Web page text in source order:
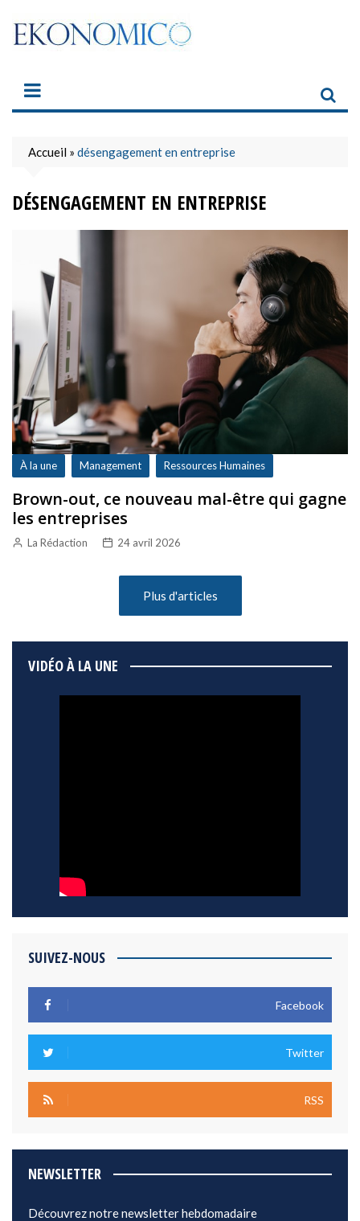
content
Accueil » désengagement en entreprise
DÉSENGAGEMENT EN ENTREPRISE
À la une Management Ressources Humaines
Brown-out, ce nouveau mal-être qui gagne
les entreprises
La Rédaction 24 avril 2026
Plus d'articles
VIDÉO À LA UNE
SUIVEZ-NOUS
Facebook
Twitter
RSS
NEWSLETTER
Découvrez notre newsletter hebdomadaire